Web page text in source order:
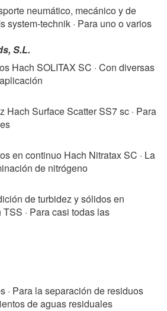
neumático, mecánico y de
system-technik · Para uno o varios
S.L.
Hach SOLITAX SC · Con diversas
Hach Surface Scatter SS7 sc · Para
en continuo Hach Nitratax SC · La
de nitrógeno
de turbidez y sólidos en
TSS · Para casi todas las
· Para la separación de residuos
de aguas residuales